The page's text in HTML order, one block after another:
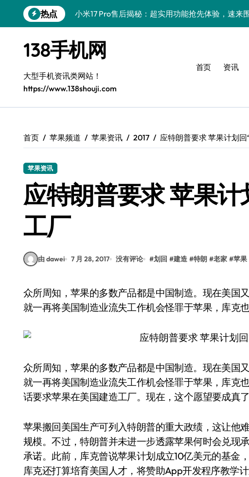
到
热点
小米17 Pro售后揭秘：超实用功能抢先体验，速来
vivo S50 Pro mini售后保障，小巧机身畅享海量资讯
三星Galaxy Z Fold7抢先探秘，手机售后管家揭秘
Galaxy S25 Ultra颜值巅峰，定制主题潮酷上线！
Galaxy S25+闪亮登场，巧用技巧秒变焦点
Galaxy S26+颜值爆升！机皇美颜秘籍大公开
vivo S50新功能大揭秘，售后优惠助力高效玩机！
138手机网
大型手机资讯类网站！
https://www.138shouji.com
首页 资讯
首页 苹果频道 苹果资讯 2017 应特朗普要求 苹果计划
苹果资讯
应特朗普要求 苹果计
工厂
由 dawei 7 月 28, 2017 没有评论 #划回 #建造 #特朗 #老家 #苹果
众所周知，苹果的多数产品都是中国制造。现在美国又在印度建造了工厂，这让特朗普在大选前
就一再将美国制造业流失工作机会怪罪于苹果，库克也
众所周知，苹果的多数产品都是中国制造。现在美国
就一再将美国制造业流失工作机会怪罪于苹果，库克
话要求苹果在美国建造工厂。现在，这个愿望要成真了
苹果搬回美国生产可列入特朗普的重大政绩，这让他
规模。不过，特朗普并未进一步透露苹果何时会兑现
承诺。此前，库克曾说苹果计划成立10亿美元的基金
库克还打算培育美国人才，将赞助App开发程序教学